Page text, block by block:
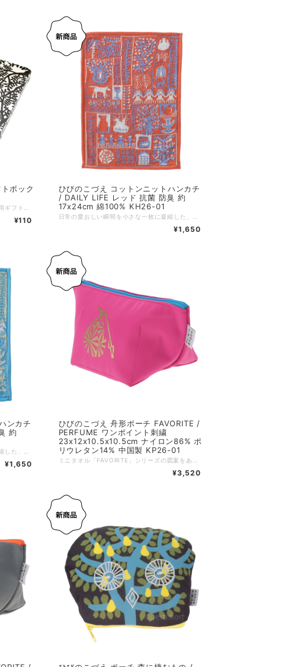
ボック
¥110
ひびのこづえ コットンニットハンカチ
/ DAILY LIFE レッド 抗菌 防臭 約
17x24cm 綿100% KH26-01
¥1,650
ンカチ
約
¥1,650
ひびのこづえ 舟形ポーチ FAVORITE /
PERFUME ワンポイント刺繍
23x12x10.5x10.5cm ナイロン86% ポ
リウレタン14% 中国製 KP26-01
¥3,520